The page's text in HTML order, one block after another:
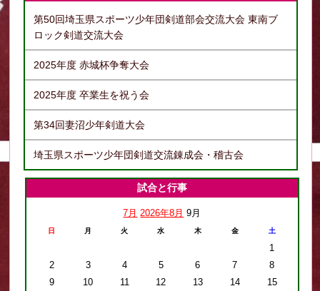
第50回埼玉県スポーツ少年団剣道部会交流大会 東南ブ
ロック剣道交流大会
2025年度 赤城杯争奪大会
2025年度 卒業生を祝う会
第34回妻沼少年剣道大会
埼玉県スポーツ少年団剣道交流錬成会・稽古会
試合と行事
7月 2026年8月 9月
日 月 火 水 木 金 土
1
2
3 4 5 6 7
8
9
10 11 12 13 14
15